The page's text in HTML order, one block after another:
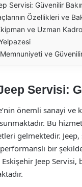
Servisi: Güvenilir
Özellikleri ve
ve Uzman Kadro
ve
Servisi:
önemli sanayi
Bu
gelmektedir.
bir
Eskişehir Jeep